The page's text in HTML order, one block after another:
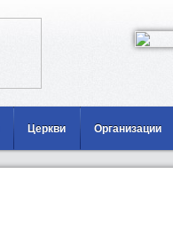
Церкви Организации